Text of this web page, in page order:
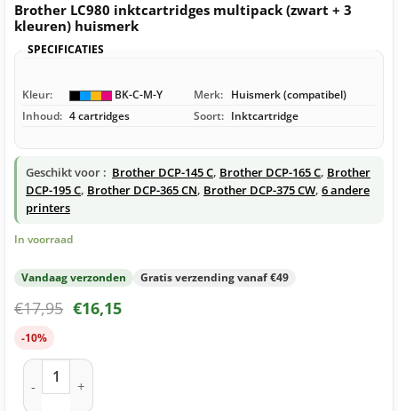
Brother LC980 inktcartridges multipack (zwart + 3
kleuren) huismerk
SPECIFICATIES
Kleur: BK-C-M-Y Merk: Huismerk (compatibel)
Inhoud: 4 cartridges Soort: Inktcartridge
Geschikt voor : Brother DCP-145 C, Brother DCP-165 C, Brother
DCP-195 C, Brother DCP-365 CN, Brother DCP-375 CW, 6 andere
printers
In voorraad
Vandaag verzonden Gratis verzending vanaf €49
€17,95 €16,15
-10%
Brother LC980 inktcartridges multipack (zwart + 3 kleuren)